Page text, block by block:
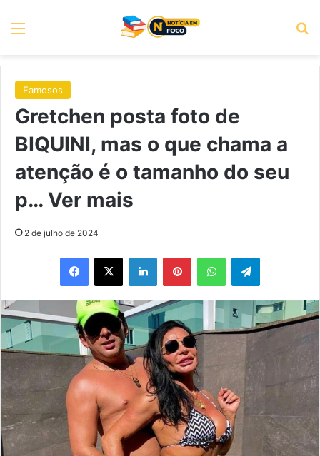
Menu
Famosos
Gretchen posta foto de
BIQUINI, mas o que chama a
atenção é o tamanho do seu
p… Ver mais
2 de julho de 2024
Facebook
X LinkedinPinterestWhatsAppTelegram